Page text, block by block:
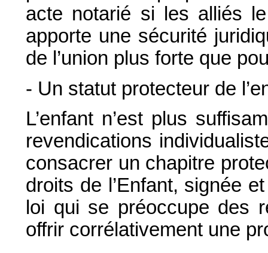
acte notarié si les alliés
apporte une sécurité
de l’union plus forte que
- Un statut protecteur de
L’enfant n’est plus
revendications
consacrer un chapitre
droits de l’Enfant, signée
loi qui se préoccupe des
offrir corrélativement une